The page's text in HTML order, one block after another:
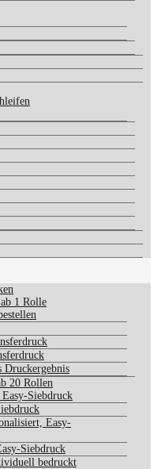
1 Rolle
Druckergebnis
20 Rollen
Siebdruck
Easy-
Siebdruck
bedruckt